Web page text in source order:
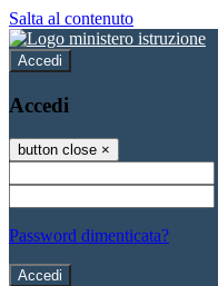
Salta al contenuto
Accedi
Accedi
button close ×
Password dimenticata?